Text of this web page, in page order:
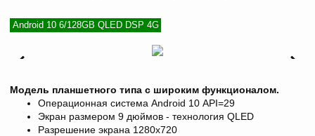
Android 10 6/128GB QLED DSP 4G
Модель планшетного типа с широким функционалом.
Операционная система Android 10 API=29
Экран размером 9 дюймов - технология QLED
Разрешение экрана 1280х720